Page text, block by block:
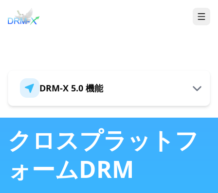
家
DRM-X 5.0 機能
新しいDRM-X 5.0セキュリティアーキテクチ
ャ
クロスプラットフ
ォームDRM